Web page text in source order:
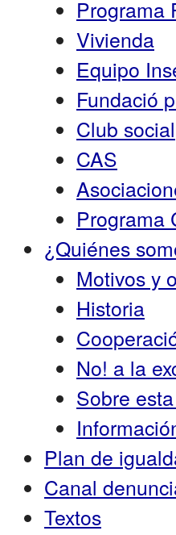
Programa
Vivienda
Equipo
Fundació
Club social
CAS
Programa
¿Quiénes
Motivos y
Historia
No! a la
Sobre
Plan de
Canal
Textos